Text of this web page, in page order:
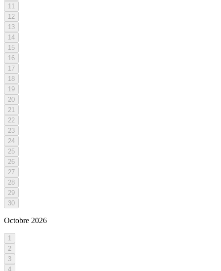
11
12
13
14
15
16
17
18
19
20
21
22
23
24
25
26
27
28
29
30
Octobre 2026
1
2
3
4